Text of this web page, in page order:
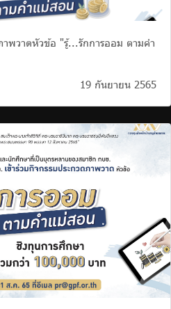
าพวาดหัวข้อ "รู้...รักการออม ตามคำ
19 กันยายน 2565